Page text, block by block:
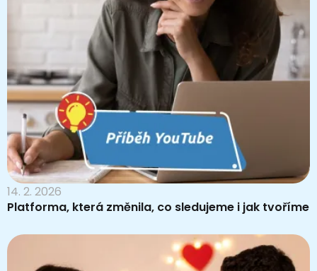
14. 2. 2026
Platforma, která změnila, co sledujeme i jak tvoříme